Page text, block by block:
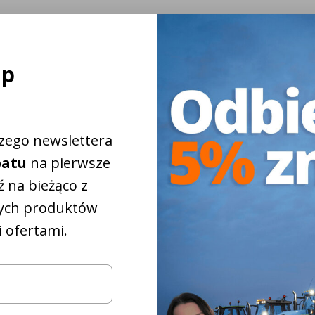
do
newslettera
na pierwsze
na bieżąco z
produktów
ofertami.